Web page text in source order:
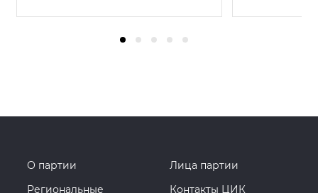
О партии
Лица партии
Региональные
Контакты ЦИК